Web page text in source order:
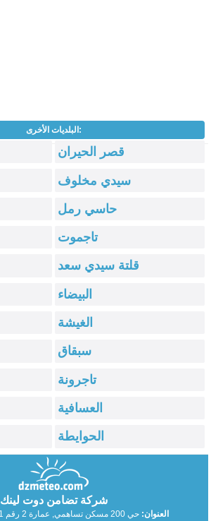
البلديات الأخرى:
قصر الحيران
سيدي مخلوف
حاسي رمل
تاجموت
قلتة سيدي سعد
البيضاء
الغيشة
سبقاق
تاجرونة
العسافية
الحوايطة
شركة تضامن دوت لينك
العنوان: حي 200 مسكن تساهمي, عمارة 2 رقم 11, ب.ب.ع 34000